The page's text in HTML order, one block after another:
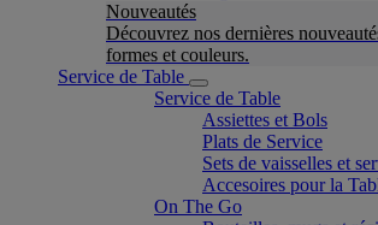
Nouveautés
Découvrez nos dernières
formes et couleurs.
Service de Table
Service de Table
Assiettes et Bols
Plats de Service
Sets de vaisselles et
Accesoires pour la
On The Go